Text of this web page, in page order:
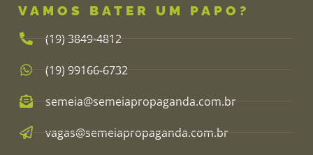
VAMOS BATER UM PAPO?
(19) 3849-4812​
(19) 99166-6732
semeia@semeiapropaganda.com.br​
vagas@semeiapropaganda.com.br​